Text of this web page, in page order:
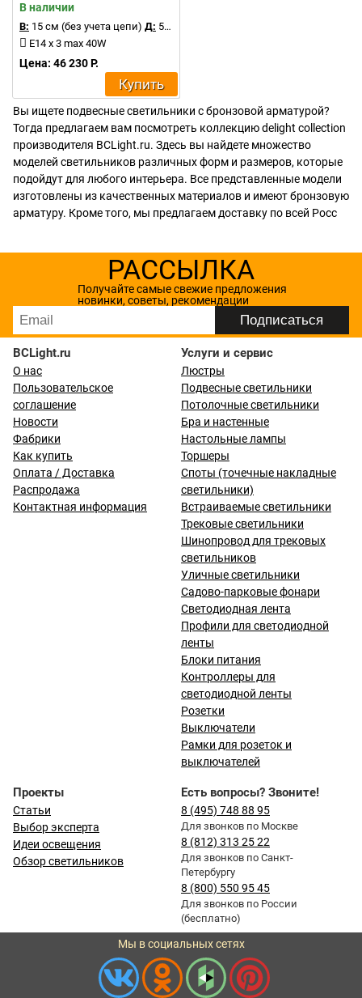
В наличии
В: 15 см (без учета цепи) Д: 55 см
E14 x 3 max 40W
Цена: 46 230 Р.
Купить
Вы ищете подвесные светильники с бронзовой арматурой?
Тогда предлагаем вам посмотреть коллекцию delight collection
производителя BCLight.ru. Здесь вы найдете множество
моделей светильников различных форм и размеров, которые
подойдут для любого интерьера. Все представленные модели
изготовлены из качественных материалов и имеют бронзовую
арматуру. Кроме того, мы предлагаем доставку по всей Росс
РАССЫЛКА
Получайте самые свежие предложения
новинки, советы, рекомендации
BCLight.ru
О нас
Пользовательское
соглашение
Новости
Фабрики
Как купить
Оплата / Доставка
Распродажа
Контактная информация
Услуги и сервис
Люстры
Подвесные светильники
Потолочные светильники
Бра и настенные
Настольные лампы
Торшеры
Споты (точечные накладные
светильники)
Встраиваемые светильники
Трековые светильники
Шинопровод для трековых
светильников
Уличные светильники
Садово-парковые фонари
Светодиодная лента
Профили для светодиодной
ленты
Блоки питания
Контроллеры для
светодиодной ленты
Розетки
Выключатели
Рамки для розеток и
выключателей
Проекты
Статьи
Выбор эксперта
Идеи освещения
Обзор светильников
Есть вопросы? Звоните!
8 (495) 748 88 95
Для звонков по Москве
8 (812) 313 25 22
Для звонков по Санкт-
Петербургу
8 (800) 550 95 45
Для звонков по России
(бесплатно)
Мы в социальных сетях